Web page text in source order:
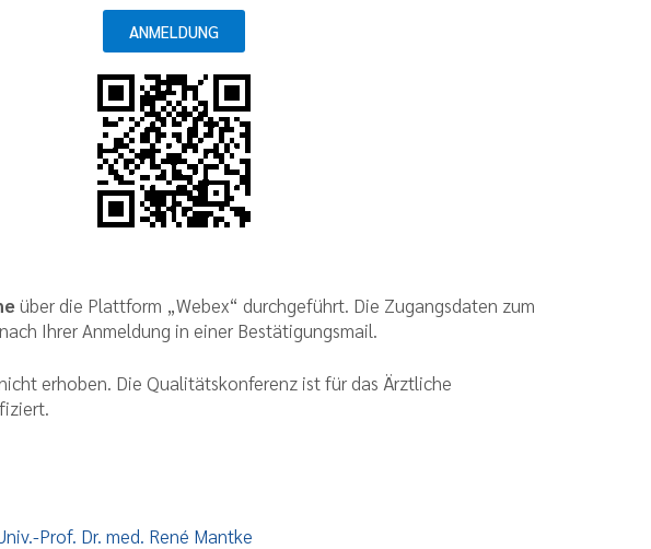
ANMELDUNG
über die Plattform „Webex“ durchgeführt. Die Zugangsdaten zum
Ihrer Anmeldung in einer Bestätigungsmail.
erhoben. Die Qualitätskonferenz ist für das Ärztliche
Prof. Dr. med. René Mantke